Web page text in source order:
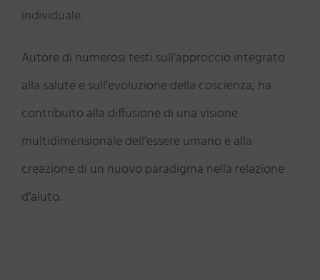
individuale.
Autore di numerosi testi sull’approccio integrato
alla salute e sull’evoluzione della coscienza, ha
contribuito alla diffusione di una visione
multidimensionale dell’essere umano e alla
creazione di un nuovo paradigma nella relazione
d’aiuto.